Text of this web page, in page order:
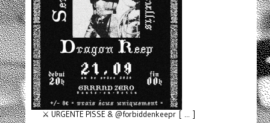
⚔️ URGENTE PISSE & @forbiddenkeepr [ ... ]